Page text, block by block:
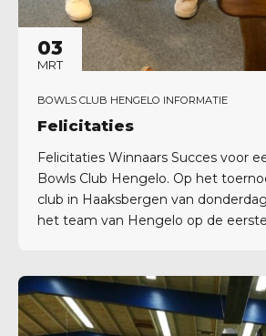
03
MRT
BOWLS CLUB HENGELO INFORMATIE
Felicitaties
Felicitaties Winnaars Succes voor
Bowls Club Hengelo. Op het
club in Haaksbergen van
het team van Hengelo op de
alle wedstrijden op overtuigende